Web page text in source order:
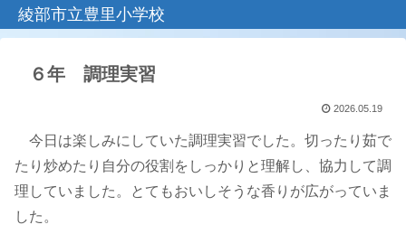
綾部市立豊里小学校
６年 調理実習
2026.05.19
今日は楽しみにしていた調理実習でした。切ったり茹で
たり炒めたり自分の役割をしっかりと理解し、協力して調
理していました。とてもおいしそうな香りが広がっていま
した。